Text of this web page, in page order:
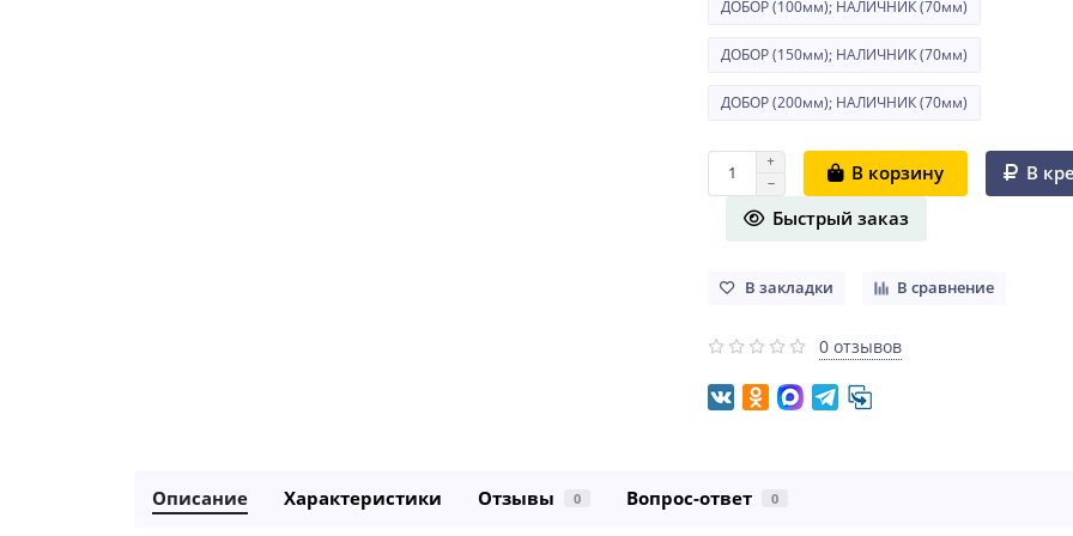
ДОБОР (100мм); НАЛИЧНИК (70мм)
ДОБОР (150мм); НАЛИЧНИК (70мм)
ДОБОР (200мм); НАЛИЧНИК (70мм)
В корзину
В
Быстрый заказ
В закладки В сравнение
0 отзывов
Описание Характеристики Отзывы 0 Вопрос-ответ 0